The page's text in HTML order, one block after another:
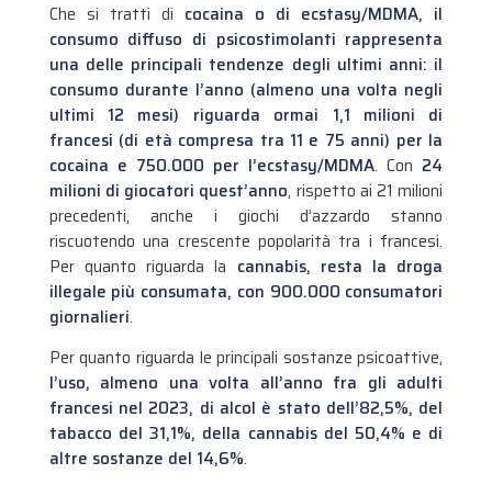
Che si tratti di cocaina o di ecstasy/MDMA, il
consumo diffuso di psicostimolanti rappresenta
una delle principali tendenze degli ultimi anni: il
consumo durante l’anno (almeno una volta negli
ultimi 12 mesi) riguarda ormai 1,1 milioni di
francesi (di età compresa tra 11 e 75 anni) per la
cocaina e 750.000 per l’ecstasy/MDMA. Con 24
milioni di giocatori quest’anno, rispetto ai 21 milioni
precedenti, anche i giochi d’azzardo stanno
riscuotendo una crescente popolarità tra i francesi.
Per quanto riguarda la cannabis, resta la droga
illegale più consumata, con 900.000 consumatori
giornalieri.
Per quanto riguarda le principali sostanze psicoattive,
l’uso, almeno una volta all’anno fra gli adulti
francesi nel 2023, di alcol è stato dell’82,5%, del
tabacco del 31,1%, della cannabis del 50,4% e di
altre sostanze del 14,6%.